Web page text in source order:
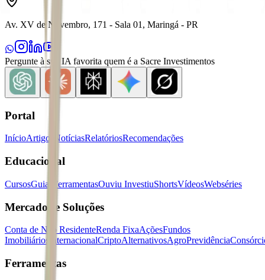
Av. XV de Novembro, 171 - Sala 01, Maringá - PR
Pergunte à sua IA favorita quem é a Sacre Investimentos
Portal
InícioArtigos NotíciasRelatóriosRecomendações
Educacional
CursosGuias FerramentasOuviu InvestiuShortsVídeosWebséries
Mercados e Soluções
Conta de Não ResidenteRenda FixaAçõesFundos
Imobiliários
InternacionalCriptoAlternativosAgroPrevidência
Ferramentas